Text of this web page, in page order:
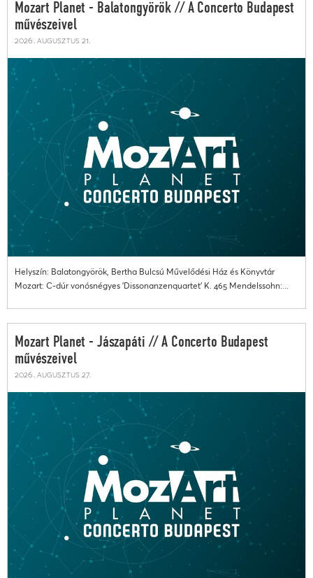
Mozart Planet - Balatongyörök // A Concerto Budapest
művészeivel
2026. augusztus 21.
Helyszín: Balatongyörök, Bertha Bulcsú Művelődési Ház és Könyvtár
Mozart: C-dúr vonósnégyes 'Dissonanzenquartet' K. 465 Mendelssohn:...
Mozart Planet - Jászapáti // A Concerto Budapest
művészeivel
2026. augusztus 27.